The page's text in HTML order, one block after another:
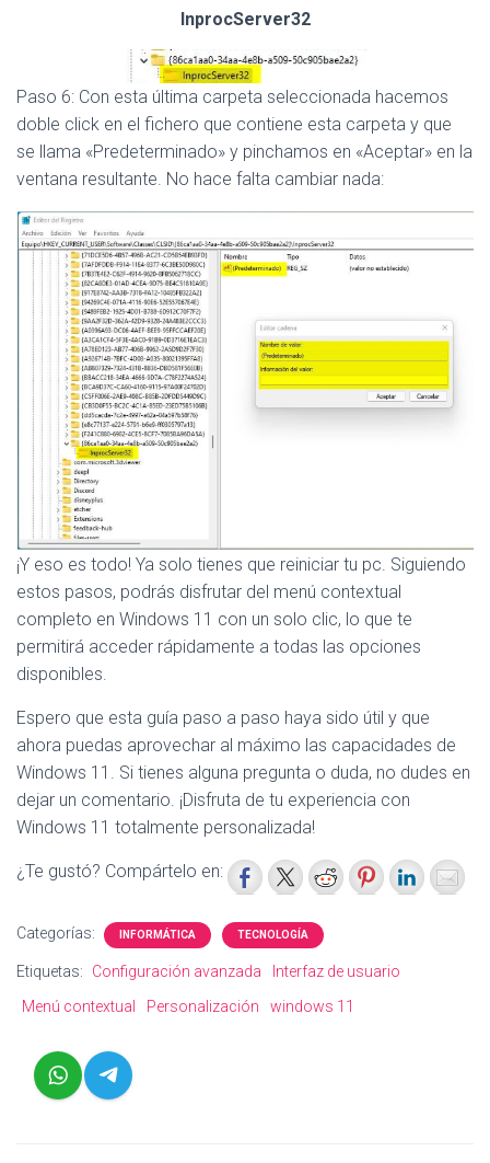
InprocServer32
Paso 6: Con esta última carpeta seleccionada hacemos
doble click en el fichero que contiene esta carpeta y que
se llama «Predeterminado» y pinchamos en «Aceptar» en la
ventana resultante. No hace falta cambiar nada:
¡Y eso es todo! Ya solo tienes que reiniciar tu pc. Siguiendo
estos pasos, podrás disfrutar del menú contextual
completo en Windows 11 con un solo clic, lo que te
permitirá acceder rápidamente a todas las opciones
disponibles.
Espero que esta guía paso a paso haya sido útil y que
ahora puedas aprovechar al máximo las capacidades de
Windows 11. Si tienes alguna pregunta o duda, no dudes en
dejar un comentario. ¡Disfruta de tu experiencia con
Windows 11 totalmente personalizada!
¿Te gustó? Compártelo en:
Categorías: INFORMÁTICA TECNOLOGÍA
Etiquetas: Configuración avanzada
Interfaz de usuario
Menú contextual
Personalización windows 11